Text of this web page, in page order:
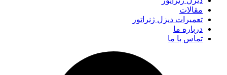
مقالات
تعمیرات دیزل ژنراتور
درباره ما
تماس با ما